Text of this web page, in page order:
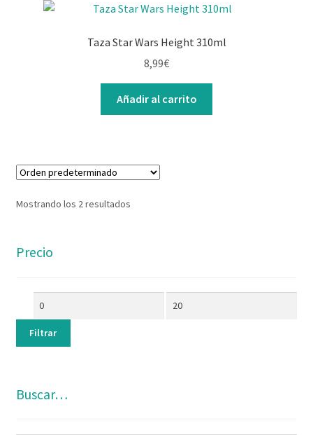
Taza Star Wars Height 310ml
8,99€
Añadir al carrito
Mostrando los 2 resultados
Precio
Filtrar
Buscar…